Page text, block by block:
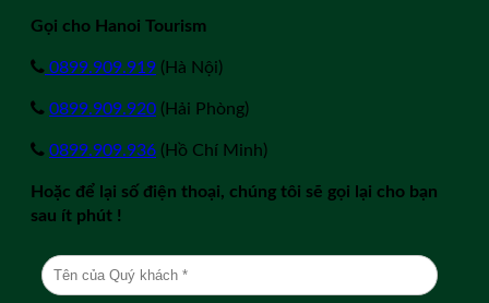
Gọi cho Hanoi Tourism
0899.909.919 (Hà Nội)
0899.909.920 (Hải Phòng)
0899.909.936 (Hồ Chí Minh)
Hoặc để lại số điện thoại, chúng tôi sẽ gọi lại cho bạn
sau ít phút !